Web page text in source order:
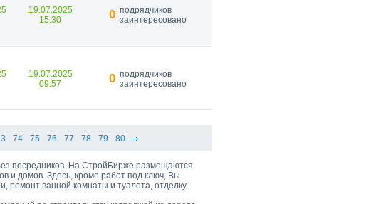
19.07.2025
15:30
0 подрядчиков
заинтересовано
19.07.2025
09:57
0 подрядчиков
заинтересовано
74 75 76 77 78 79 80
посредников. На СтройБирже размещаются
и домов. Здесь, кроме работ под ключ, Вы
ремонт ванной комнаты и туалета, отделку